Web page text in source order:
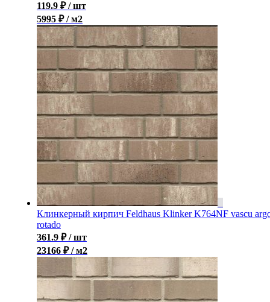
119.9 ₽ / шт
5995 ₽ / м2
Клинкерный кирпич Feldhaus Klinker K764NF vascu
rotado
361.9 ₽ / шт
23166 ₽ / м2